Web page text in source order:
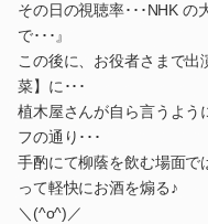
その日の視聴率･･･NHK の
で･･･』
この後に、お役者さまで出
菜】に･･･
植木屋さんが自ら言うよう
フの通り･･･
手酌にて柳蔭を飲む場面で
って軽快にお酒を煽る♪
＼(^o^)／